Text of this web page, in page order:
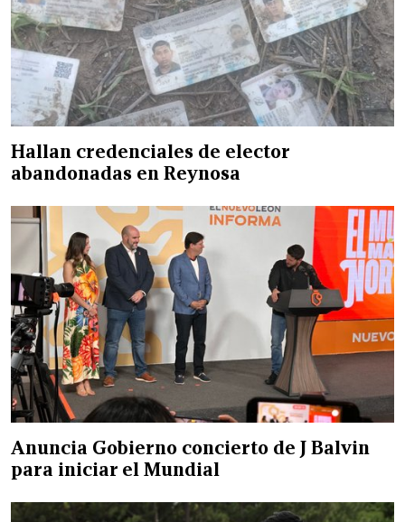
Hallan credenciales de elector
abandonadas en Reynosa
Anuncia Gobierno concierto de J Balvin
para iniciar el Mundial